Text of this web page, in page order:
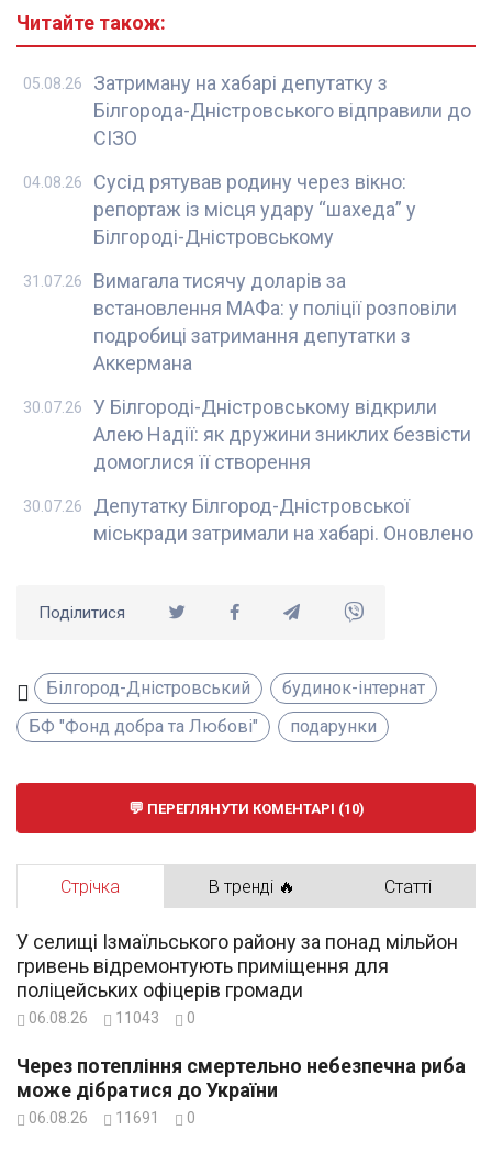
Читайте також:
Затриману на хабарі депутатку з
Білгорода-Дністровського відправили до
СІЗО
05.08.26
Сусід рятував родину через вікно:
репортаж із місця удару “шахеда” у
Білгороді-Дністровському
04.08.26
Вимагала тисячу доларів за
встановлення МАФа: у поліції розповіли
подробиці затримання депутатки з
Аккермана
31.07.26
У Білгороді-Дністровському відкрили
Алею Надії: як дружини зниклих безвісти
домоглися її створення
30.07.26
Депутатку Білгород-Дністровської
міськради затримали на хабарі. Оновлено
30.07.26
Поділитися
Білгород-Дністровський
будинок-інтернат
БФ "Фонд добра та Любові"
подарунки
ПЕРЕГЛЯНУТИ КОМЕНТАРІ (10)
Стрічка В тренді 🔥 Статті
У селищі Ізмаїльського району за понад мільйон
гривень відремонтують приміщення для
поліцейських офіцерів громади
06.08.26 11043 0
Через потепління смертельно небезпечна риба
може дібратися до України
06.08.26 11691 0